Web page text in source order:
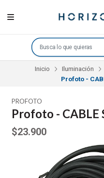
Inicio Iluminación
Profoto -
PROFOTO
Profoto - CABLE
$23.900